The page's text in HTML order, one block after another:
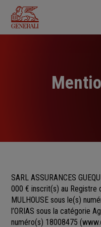
contenu
principal
SARL ASSURANCES
000 € inscrit(s) au Registre
MULHOUSE sous le(s)
l’ORIAS sous la catégorie
numéro(s) 18008475 (